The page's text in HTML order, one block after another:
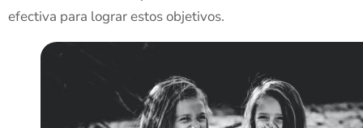
efectiva para lograr estos objetivos.